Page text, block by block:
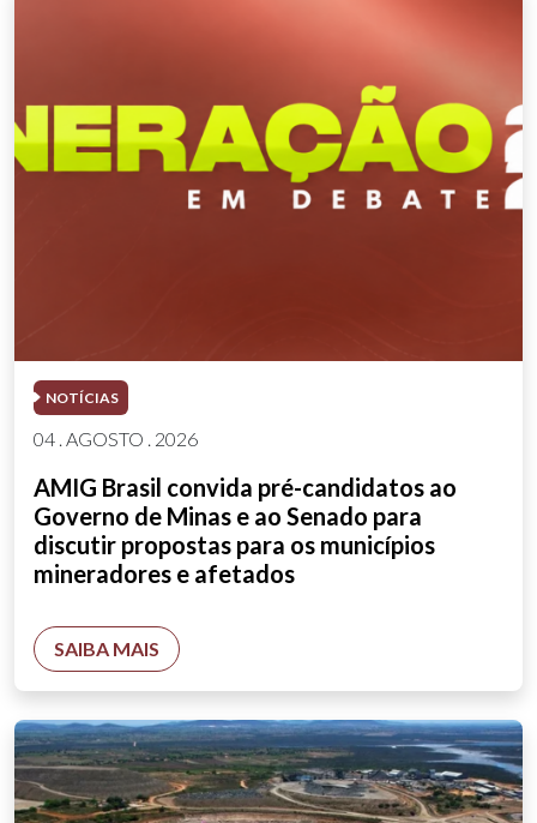
NOTÍCIAS
04 . AGOSTO . 2026
AMIG Brasil convida pré-candidatos ao
Governo de Minas e ao Senado para
discutir propostas para os municípios
mineradores e afetados
SAIBA MAIS